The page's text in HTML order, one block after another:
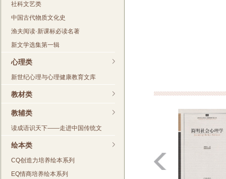
社科文艺类
中国古代物质文化史
渔夫阅读·新课标必读名著
新文学选集第一辑
心理类
新世纪心理与心理健康教育文库
教材类
教辅类
读成语识天下——走进中国传统文
绘本类
CQ创造力培养绘本系列
EQ情商培养绘本系列